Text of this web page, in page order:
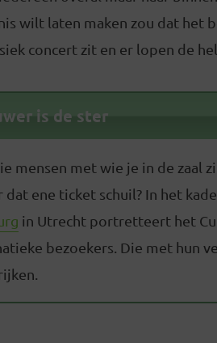
wilt laten maken zou dat het
concert zit en er lopen de
is de ster
mensen met wie je in de zaal
ene ticket schuil? In het
in Utrecht portretteert het
bezoekers. Die met hun